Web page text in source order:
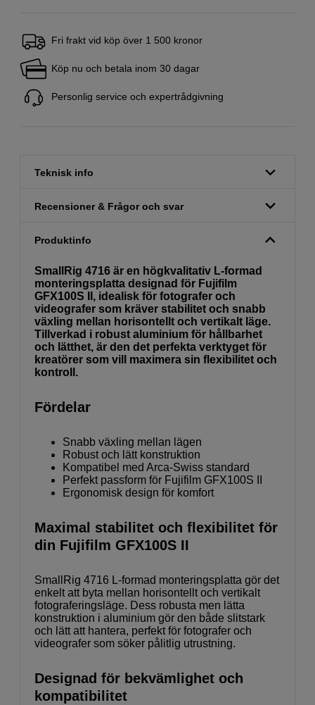
Fri frakt vid köp över 1 500 kronor
Köp nu och betala inom 30 dagar
Personlig service och expertrådgivning
Teknisk info
Recensioner & Frågor och svar
Produktinfo
SmallRig 4716 är en högkvalitativ L-formad
monteringsplatta designad för Fujifilm
GFX100S II, idealisk för fotografer och
videografer som kräver stabilitet och snabb
växling mellan horisontellt och vertikalt läge.
Tillverkad i robust aluminium för hållbarhet
och lätthet, är den det perfekta verktyget för
kreatörer som vill maximera sin flexibilitet och
kontroll.
Fördelar
Snabb växling mellan lägen
Robust och lätt konstruktion
Kompatibel med Arca-Swiss standard
Perfekt passform för Fujifilm GFX100S II
Ergonomisk design för komfort
Maximal stabilitet och flexibilitet för
din Fujifilm GFX100S II
SmallRig 4716 L-formad monteringsplatta gör det
enkelt att byta mellan horisontellt och vertikalt
fotograferingsläge. Dess robusta men lätta
konstruktion i aluminium gör den både slitstark
och lätt att hantera, perfekt för fotografer och
videografer som söker pålitlig utrustning.
Designad för bekvämlighet och
kompatibilitet